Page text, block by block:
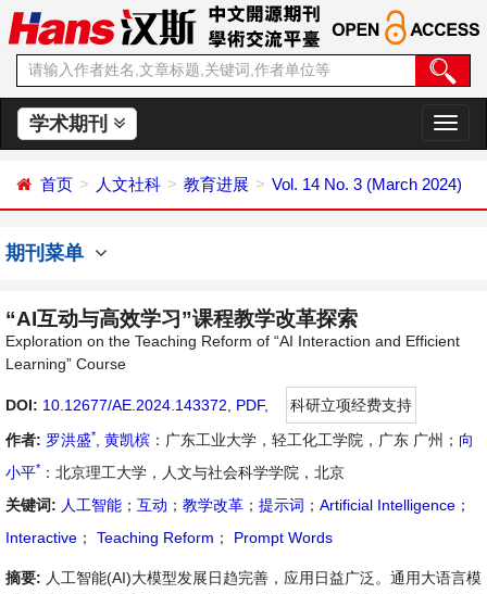
学术期刊
切
换
航
首页 人文社科 教育进展 Vol. 14 No. 3 (March 2024)
期刊菜单
“AI互动与高效学习”课程教学改革探索
Exploration on the Teaching Reform of “AI Interaction and Efficient
Learning” Course
DOI: 10.12677/AE.2024.143372 PDF,
科研立项经费支持
作者: 罗洪盛* 黄凯槟 ：广东工业大学，轻工化工学院，广东 广州； 向
小平* ：北京理工大学，人文与社会科学学院，北京
关键词: 人工智能 ； 互动 ； 教学改革 ； 提示词 ； Artificial Intelligence ；
Interactive ； Teaching Reform ； Prompt Words
摘要: 人工智能(AI)大模型发展日趋完善，应用日益广泛。通用大语言模